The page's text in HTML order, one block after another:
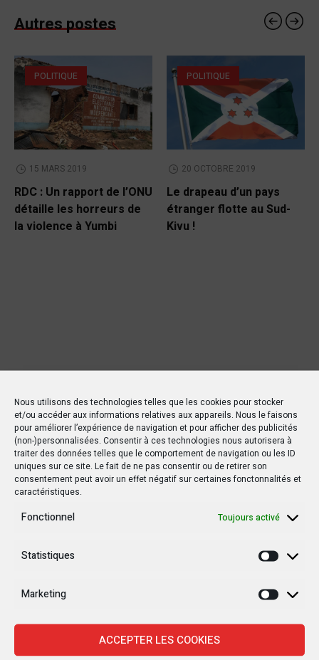
Nous utilisons des technologies telles que les cookies pour stocker
et/ou accéder aux informations relatives aux appareils. Nous le faisons
pour améliorer l’expérience de navigation et pour afficher des publicités
(non-)personnalisées. Consentir à ces technologies nous autorisera à
traiter des données telles que le comportement de navigation ou les ID
uniques sur ce site. Le fait de ne pas consentir ou de retirer son
consentement peut avoir un effet négatif sur certaines fonctonnalités et
caractéristiques.
Fonctionnel Toujours activé
Statistiques
Marketing
ACCEPTER LES COOKIES
Autres postes
POLITIQUE
15 MARS 2019
RDC : Un rapport de l’ONU
détaille les horreurs de
la violence à Yumbi
POLITIQUE
20 OCTOBRE 2019
Le drapeau d’un pays
étranger flotte au Sud-
Kivu !